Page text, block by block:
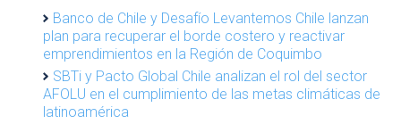
Banco de Chile y Desafío Levantemos Chile lanzan
plan para recuperar el borde costero y reactivar
emprendimientos en la Región de Coquimbo
SBTi y Pacto Global Chile analizan el rol del sector
AFOLU en el cumplimiento de las metas climáticas de
latinoamérica